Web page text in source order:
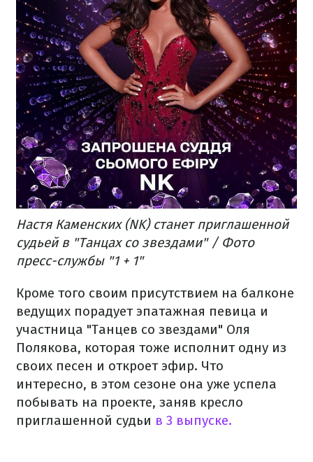
Настя Каменских (NK) станет приглашенной
судьей в "Танцах со звездами" / Фото
пресс-службы "1 + 1"
Кроме того своим присутствием на балконе
ведущих порадует эпатажная певица и
участница "Танцев со звездами" Оля
Полякова, которая тоже исполнит одну из
своих песен и откроет эфир. Что
интересно, в этом сезоне она уже успела
побывать на проекте, заняв кресло
приглашенной судьи в 3 выпуске.